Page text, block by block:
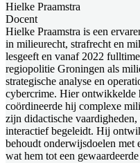
Hielke Praamstra
Docent
Hielke Praamstra is een
in milieurecht, strafrecht en
lesgeeft en vanaf 2022
regiopolitie Groningen als
strategische analyse en
cybercrime. Hier ontwikkelde
coördineerde hij complexe
zijn didactische
interactief begeleidt. Hij
behoudt onderwijsdoelen met
wat hem tot een